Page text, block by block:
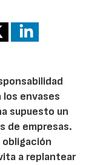
los envases
supuesto un
de empresas.
obligación
a replantear